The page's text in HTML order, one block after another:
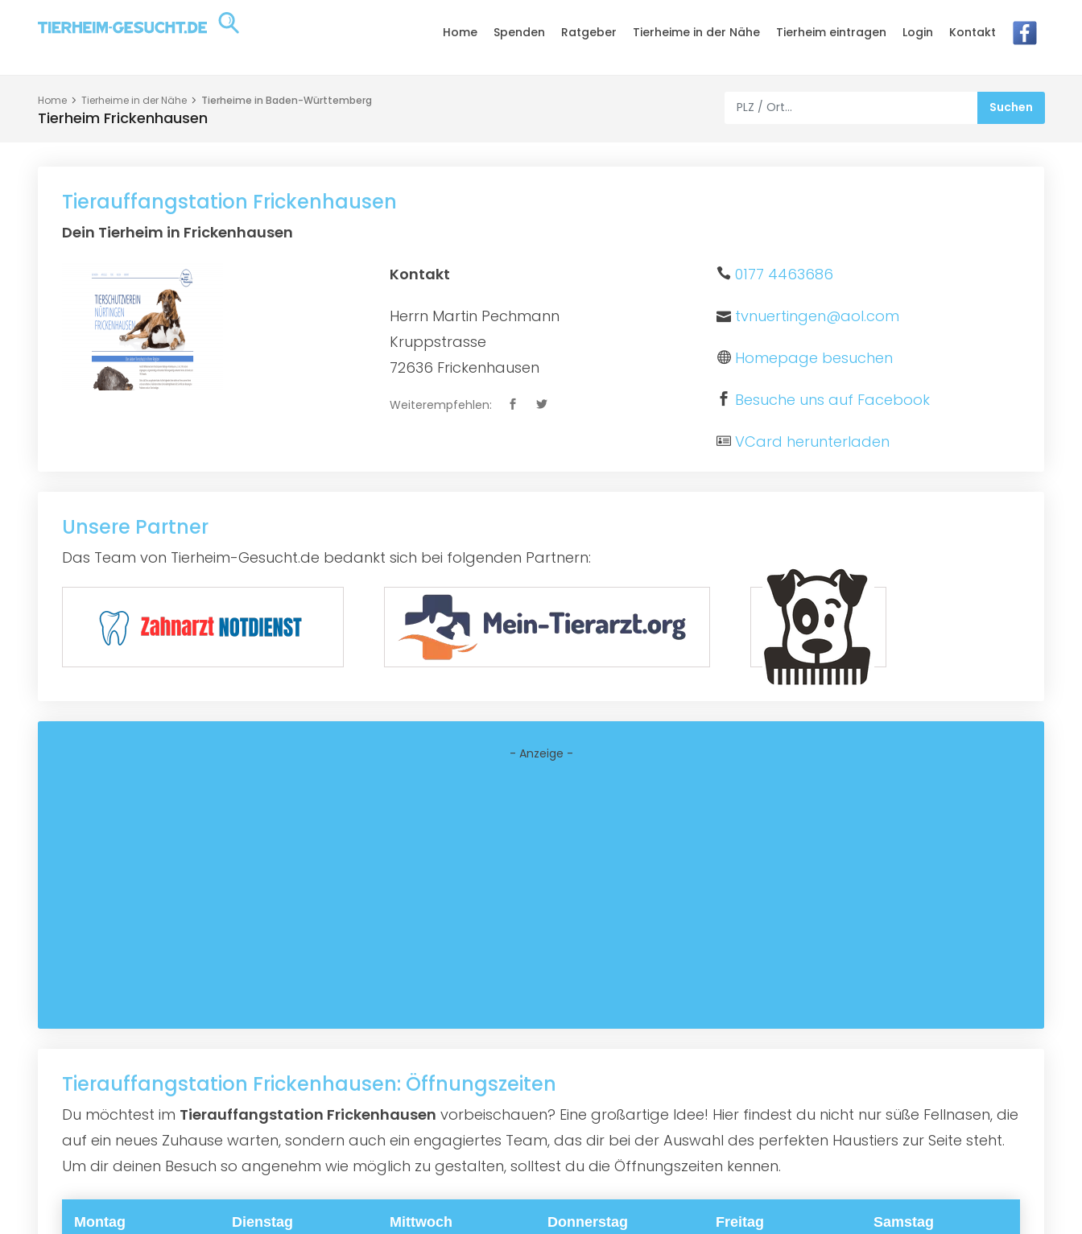
Home Spenden Ratgeber Tierheime in der Nähe Tierheim eintragen Login Kontakt
Home Tierheime in der Nähe Tierheime in Baden-Württemberg
Tierheim Frickenhausen
Tierauffangstation Frickenhausen
Dein Tierheim in Frickenhausen
Kontakt
Herrn Martin Pechmann
Kruppstrasse
72636 Frickenhausen
Weiterempfehlen:
0177 4463686
tvnuertingen@aol.com
Homepage besuchen
Besuche uns auf Facebook
VCard herunterladen
Unsere Partner
Das Team von Tierheim-Gesucht.de bedankt sich bei folgenden Partnern:
- Anzeige -
Tierauffangstation Frickenhausen: Öffnungszeiten
Du möchtest im Tierauffangstation Frickenhausen vorbeischauen? Eine großartige Idee! Hier findest du nicht nur süße Fellnasen, die
auf ein neues Zuhause warten, sondern auch ein engagiertes Team, das dir bei der Auswahl des perfekten Haustiers zur Seite steht.
Um dir deinen Besuch so angenehm wie möglich zu gestalten, solltest du die Öffnungszeiten kennen.
Montag Dienstag Mittwoch Donnerstag Freitag Samstag